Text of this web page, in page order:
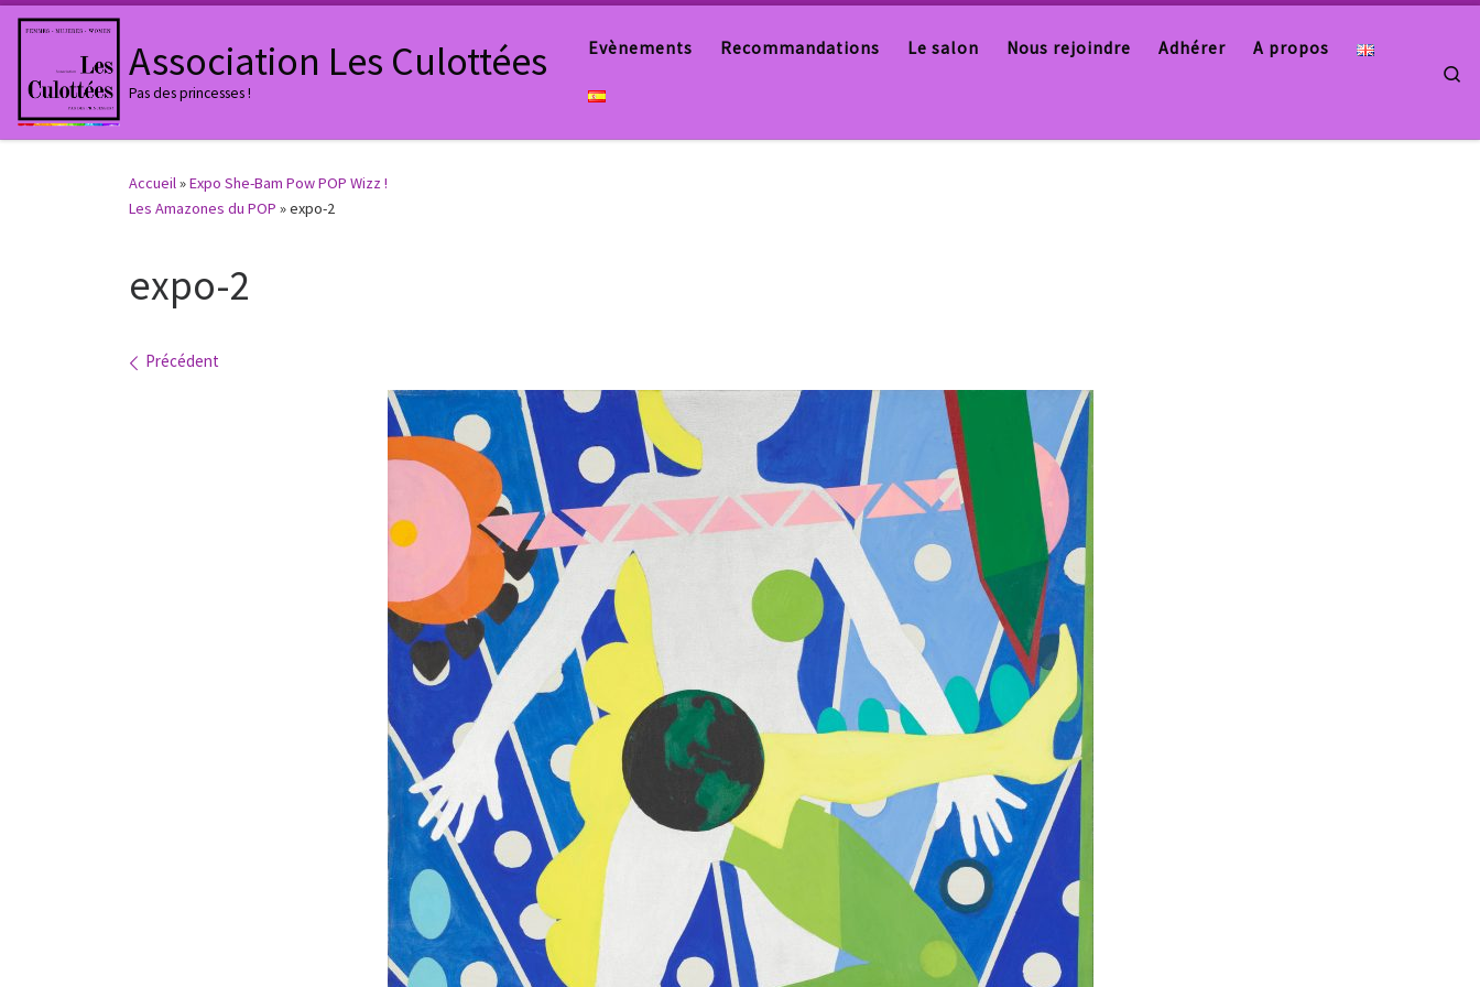
Passer au contenu
Association Les Culottées
Pas des princesses !
Evènements Recommandations Le salon Nous rejoindre Adhérer
A propos
Accueil»Expo She-Bam Pow POP Wizz !
Les Amazones du POP »expo-2
expo-2
Navigation des images
Précédent